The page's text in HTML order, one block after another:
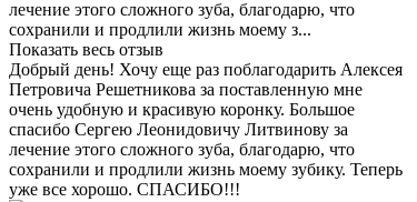
лечение этого сложного зуба, благодарю, что
сохранили и продлили жизнь моему з...
Показать весь отзыв
Добрый день! Хочу еще раз поблагодарить Алексея
Петровича Решетникова за поставленную мне
очень удобную и красивую коронку. Большое
спасибо Сергею Леонидовичу Литвинову за
лечение этого сложного зуба, благодарю, что
сохранили и продлили жизнь моему зубику. Теперь
уже все хорошо. СПАСИБО!!!